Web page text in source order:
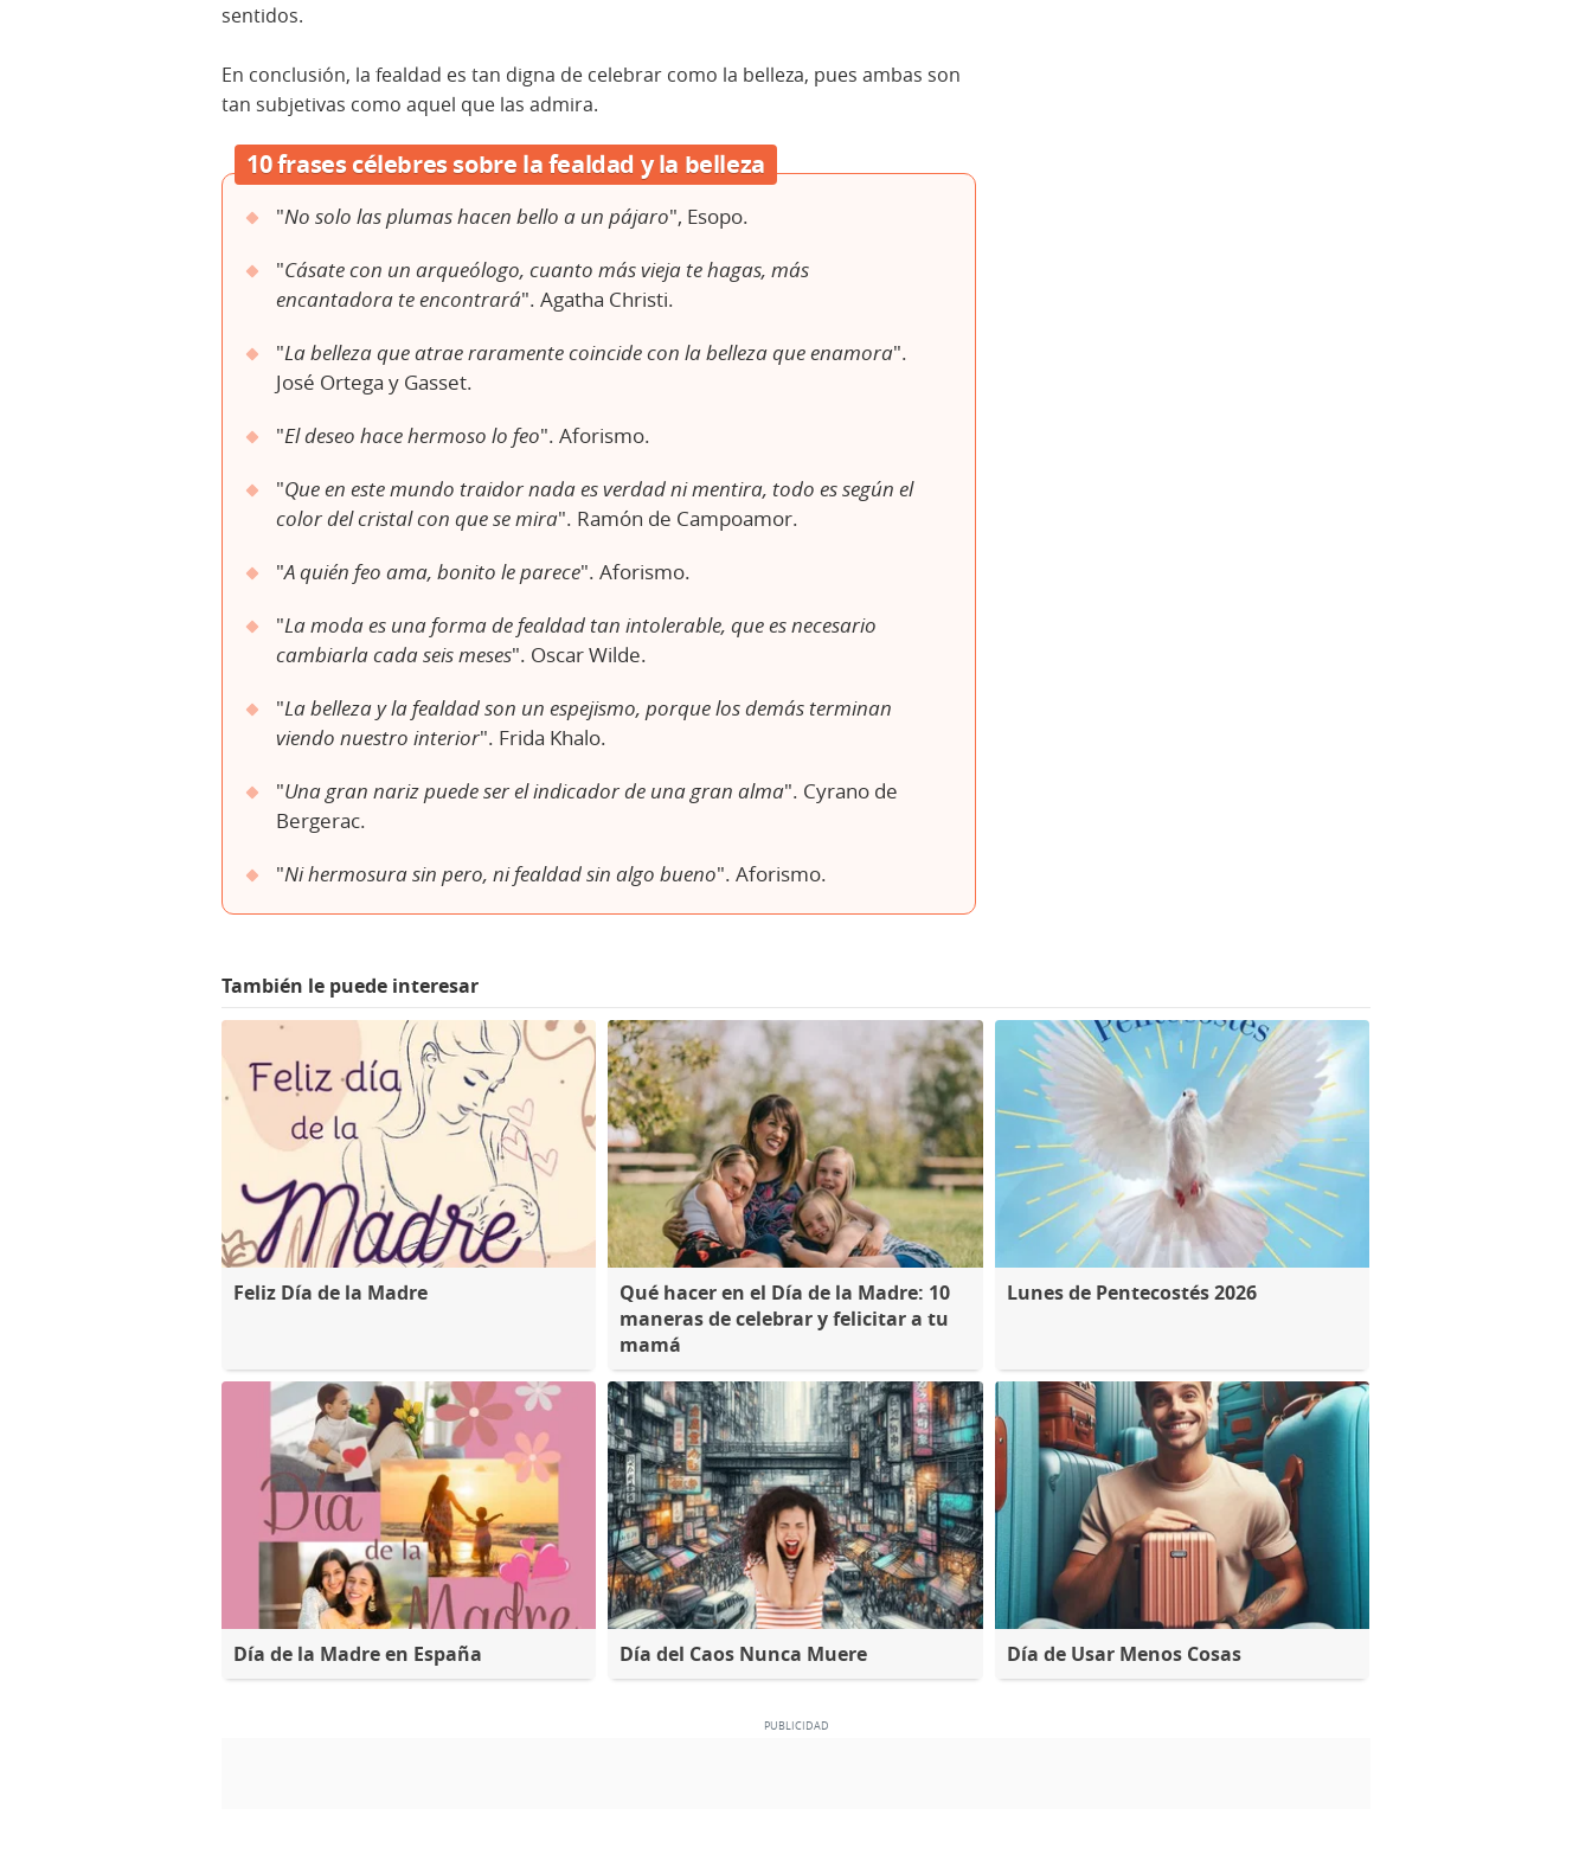
sentidos.
En conclusión, la fealdad es tan digna de celebrar como la belleza, pues ambas son
tan subjetivas como aquel que las admira.
10 frases célebres sobre la fealdad y la belleza
"No solo las plumas hacen bello a un pájaro", Esopo.
"Cásate con un arqueólogo, cuanto más vieja te hagas, más
encantadora te encontrará". Agatha Christi.
"La belleza que atrae raramente coincide con la belleza que enamora".
José Ortega y Gasset.
"El deseo hace hermoso lo feo". Aforismo.
"Que en este mundo traidor nada es verdad ni mentira, todo es según el
color del cristal con que se mira". Ramón de Campoamor.
"A quién feo ama, bonito le parece". Aforismo.
"La moda es una forma de fealdad tan intolerable, que es necesario
cambiarla cada seis meses". Oscar Wilde.
"La belleza y la fealdad son un espejismo, porque los demás terminan
viendo nuestro interior". Frida Khalo.
"Una gran nariz puede ser el indicador de una gran alma". Cyrano de
Bergerac.
"Ni hermosura sin pero, ni fealdad sin algo bueno". Aforismo.
También le puede interesar
Feliz Día de la Madre
Qué hacer en el Día de la Madre: 10
maneras de celebrar y felicitar a tu
mamá
Lunes de Pentecostés 2026
Día de la Madre en España Día del Caos Nunca Muere Día de Usar Menos Cosas